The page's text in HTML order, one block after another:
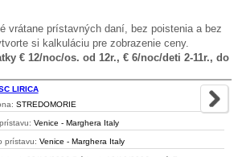
vrátane prístavných daní, bez poistenia a bez
si kalkuláciu pre zobrazenie ceny.
€ 12/noc/os. od 12r., € 6/noc/deti 2-11r., do
LIRICA
STREDOMORIE
Venice - Marghera Italy
prístavu: Venice - Marghera Italy